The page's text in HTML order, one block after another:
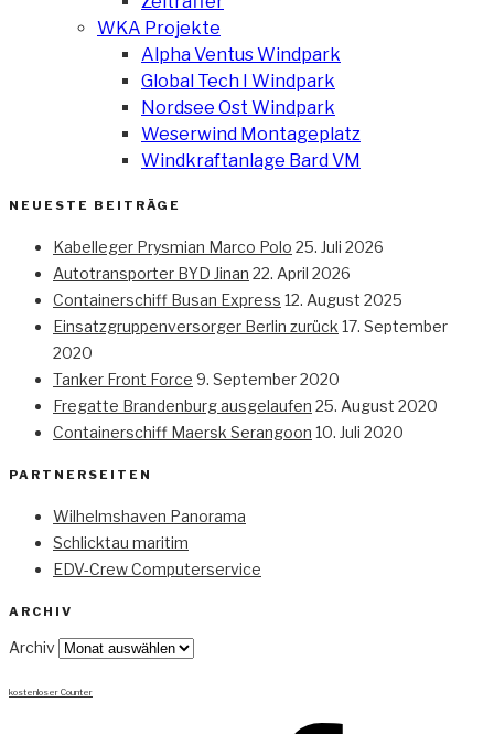
WKA Projekte
Alpha Ventus Windpark
Global Tech I Windpark
Nordsee Ost Windpark
Weserwind Montageplatz
Windkraftanlage Bard VM
NEUESTE BEITRÄGE
Kabelleger Prysmian Marco Polo 25. Juli 2026
Autotransporter BYD Jinan 22. April 2026
Containerschiff Busan Express 12. August 2025
Einsatzgruppenversorger Berlin zurück 17. September
2020
Tanker Front Force 9. September 2020
Fregatte Brandenburg ausgelaufen 25. August 2020
Containerschiff Maersk Serangoon 10. Juli 2020
PARTNERSEITEN
Wilhelmshaven Panorama
Schlicktau maritim
EDV-Crew Computerservice
ARCHIV
Archiv
kostenloser Counter